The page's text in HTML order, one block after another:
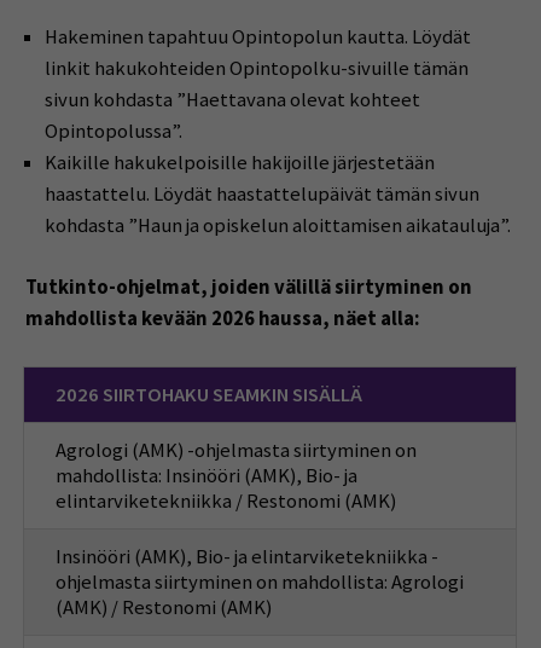
Hakeminen tapahtuu Opintopolun kautta. Löydät
linkit hakukohteiden Opintopolku-sivuille tämän
sivun kohdasta ”Haettavana olevat kohteet
Opintopolussa”.
Kaikille hakukelpoisille hakijoille järjestetään
haastattelu. Löydät haastattelupäivät tämän sivun
kohdasta ”Haun ja opiskelun aloittamisen aikatauluja”.
Tutkinto-ohjelmat, joiden välillä siirtyminen on
mahdollista kevään 2026 haussa, näet alla:
2026 SIIRTOHAKU SEAMKIN SISÄLLÄ
Agrologi (AMK) -ohjelmasta siirtyminen on
mahdollista: Insinööri (AMK), Bio- ja
elintarviketekniikka / Restonomi (AMK)
Insinööri (AMK), Bio- ja elintarviketekniikka -
ohjelmasta siirtyminen on mahdollista: Agrologi
(AMK) / Restonomi (AMK)